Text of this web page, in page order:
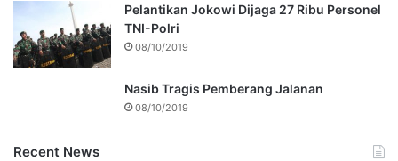
Pelantikan Jokowi Dijaga 27 Ribu Personel
TNI-Polri
08/10/2019
Nasib Tragis Pemberang Jalanan
08/10/2019
Recent News